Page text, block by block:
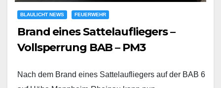
BLAULICHT NEWS FEUERWEHR
Brand eines Sattelaufliegers –
Vollsperrung BAB – PM3
Nach dem Brand eines Sattelaufliegers auf der BAB 6